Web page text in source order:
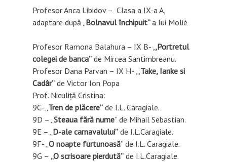
Profesor Anca Libidov – Clasa a IX-a A,
adaptare după „Bolnavul închipuit”a lui Moliè
Profesor Ramona Balahura – IX B- ,,Portretul
colegei de banca” de Mircea Santimbreanu.
Profesor Dana Parvan – IX H- ,,Take, Ianke si
Cadâr” de Victor Ion Popa
Prof. Niculiță Cristina:
9C- „Tren de plăcere” de I.L. Caragiale.
9D – „Steaua fără nume” de Mihail Sebastian.
9E – „D-ale carnavalului” de I.L.Caragiale.
9F- „O noapte furtunoasă” de I.L. Caragiale.
9G – „O scrisoare pierdută” de I.L.Caragiale.